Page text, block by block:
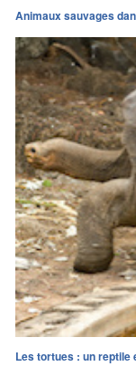
Animaux sauvages
Les tortues : un reptile